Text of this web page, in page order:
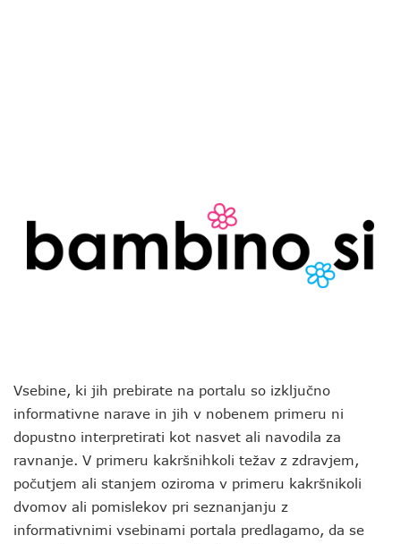
Vsebine, ki jih prebirate na portalu so izključno
informativne narave in jih v nobenem primeru ni
dopustno interpretirati kot nasvet ali navodila za
ravnanje. V primeru kakršnihkoli težav z zdravjem,
počutjem ali stanjem oziroma v primeru kakršnikoli
dvomov ali pomislekov pri seznanjanju z
informativnimi vsebinami portala predlagamo, da se